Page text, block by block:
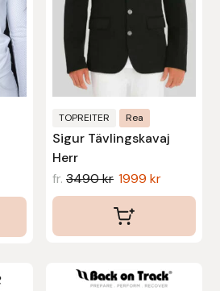
TOPREITER Rea
Sigur Tävlingskavaj
Herr
fr. 3490kr 1999 kr
olika
alternativen
kan
väljas
på
produktsidan